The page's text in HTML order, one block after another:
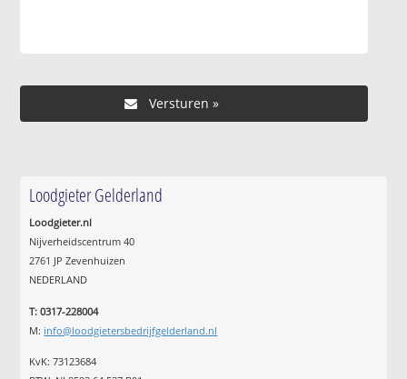
Loodgieter Gelderland
Loodgieter.nl
Nijverheidscentrum 40
2761 JP Zevenhuizen
NEDERLAND
T: 0317-228004
M: info@loodgietersbedrijfgelderland.nl
KvK: 73123684